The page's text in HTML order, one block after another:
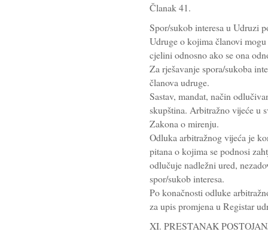
Članak 41.
Spor/sukob interesa u Udruzi
Udruge o kojima članovi
cjelini odnosno ako se ona
Za rješavanje spora/sukoba
članova udruge.
Sastav, mandat, način
skupština. Arbitražno vijeće u
Zakona o mirenju.
Odluka arbitražnog vijeća je
pitana o kojima se podnosi
odlučuje nadležni ured,
spor/sukob interesa.
Po konačnosti odluke
za upis promjena u Registar
XI. PRESTANAK